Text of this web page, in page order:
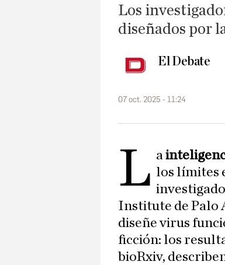
Los
diseñados por
El Debate
07 oct. 2025 - 11:24
L a
los límites
Institute de Palo
diseñe virus
ficción: los
bioRxiv,